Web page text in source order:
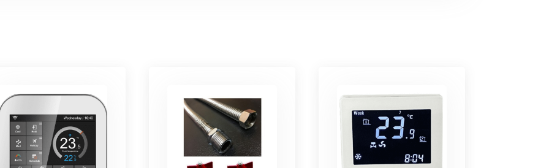
покрытием чёрного цвета.
- золото, бронза, чёрный, серебро (без доплат)